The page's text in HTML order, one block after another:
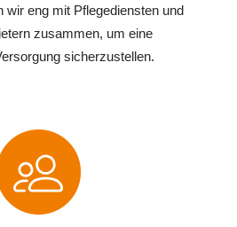
wir eng mit Pflegediensten und
zusammen, um eine
sicherzustellen.